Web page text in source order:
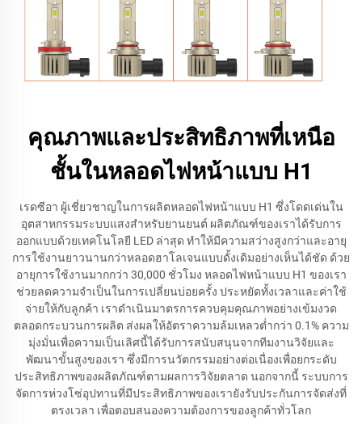
คุณภาพและประสิทธิภาพที่เหนือ
ชั้นในหลอดไฟหน้าแบบ H1
เรดซีอา ผู้เชี่ยวชาญในการผลิตหลอดไฟหน้าแบบ H1 ซึ่งโดดเด่นใน
อุตสาหกรรมระบบแสงสำหรับยานยนต์ ผลิตภัณฑ์ของเราได้รับการ
ออกแบบด้วยเทคโนโลยี LED ล่าสุด ทำให้มีความสว่างสูงกว่าและอายุ
การใช้งานยาวนานกว่าหลอดฮาโลเจนแบบดั้งเดิมอย่างเห็นได้ชัด ด้วย
อายุการใช้งานมากกว่า 30,000 ชั่วโมง หลอดไฟหน้าแบบ H1 ของเรา
ช่วยลดความจำเป็นในการเปลี่ยนบ่อยครั้ง ประหยัดทั้งเวลาและค่าใช้
จ่ายให้กับลูกค้า เราดำเนินมาตรการควบคุมคุณภาพอย่างเข้มงวด
ตลอดกระบวนการผลิต ส่งผลให้อัตราความล้มเหลวต่ำกว่า 0.1% ความ
มุ่งมั่นเพื่อความเป็นเลิศนี้ได้รับการสนับสนุนจากทีมงานวิจัยและ
พัฒนาขั้นสูงของเรา ซึ่งมีการนวัตกรรมอย่างต่อเนื่องเพื่อยกระดับ
ประสิทธิภาพของผลิตภัณฑ์ตามผลการวิจัยตลาด นอกจากนี้ ระบบการ
จัดการห่วงโซ่อุปทานที่มีประสิทธิภาพของเรายังรับประกันการจัดส่งที่
ตรงเวลา เพื่อตอบสนองความต้องการของลูกค้าทั่วโลก